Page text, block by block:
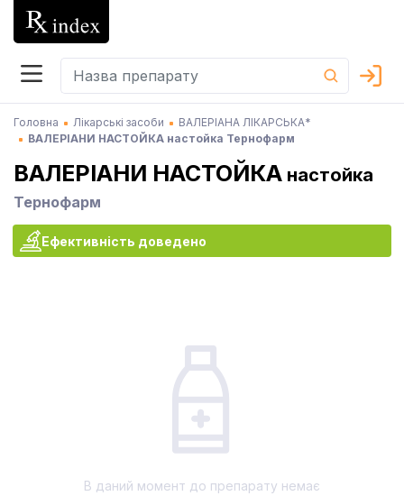
Головна Лікарські засоби
ВАЛЕРІАНА ЛІКАРСЬКА*
ВАЛЕРІАНИ НАСТОЙКА настойка Тернофарм
ВАЛЕРІАНИ НАСТОЙКА настойка
Тернофарм
Ефективність доведено
В даний момент до препарату немає